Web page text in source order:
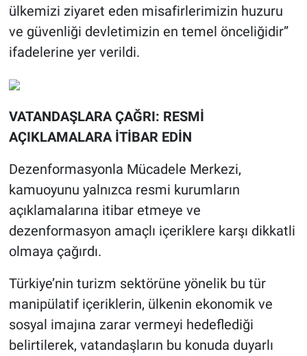
ülkemizi ziyaret eden misafirlerimizin huzuru
ve güvenliği devletimizin en temel önceliğidir”
ifadelerine yer verildi.
VATANDAŞLARA ÇAĞRI: RESMİ
AÇIKLAMALARA İTİBAR EDİN
Dezenformasyonla Mücadele Merkezi,
kamuoyunu yalnızca resmi kurumların
açıklamalarına itibar etmeye ve
dezenformasyon amaçlı içeriklere karşı dikkatli
olmaya çağırdı.
Türkiye’nin turizm sektörüne yönelik bu tür
manipülatif içeriklerin, ülkenin ekonomik ve
sosyal imajına zarar vermeyi hedeflediği
belirtilerek, vatandaşların bu konuda duyarlı